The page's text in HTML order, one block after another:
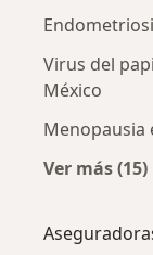
Virus del
México
Menopausia
Ver más (15)